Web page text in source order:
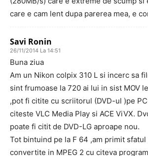
care e cam lent dupa parerea mea, e
Savi Ronin
26/11/2014 La 14:51
Buna ziua
Am un Nikon colpix 310 L si incerc sa
sint frumoase la 720 ai lui in sist MOV
,pot fi citite cu scriitorul (DVD-ul )pe
citeste VLC Media Play si ACE ViVX.
poate fi citit de DVD-LG aproape nou.
Tot bintuind pe la F 64 ,am primit sfatul
convertite in MPEG 2 cu citeva